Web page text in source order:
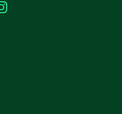
Instagram